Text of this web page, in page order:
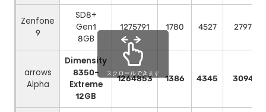
Zenfone
9
SD8+
Gen1
8GB
1275791 1780 4527 2797
arrows
Alpha
Dimensity
8350-
Extreme
12GB
1264853 1386 4345 3094
スクロールできます